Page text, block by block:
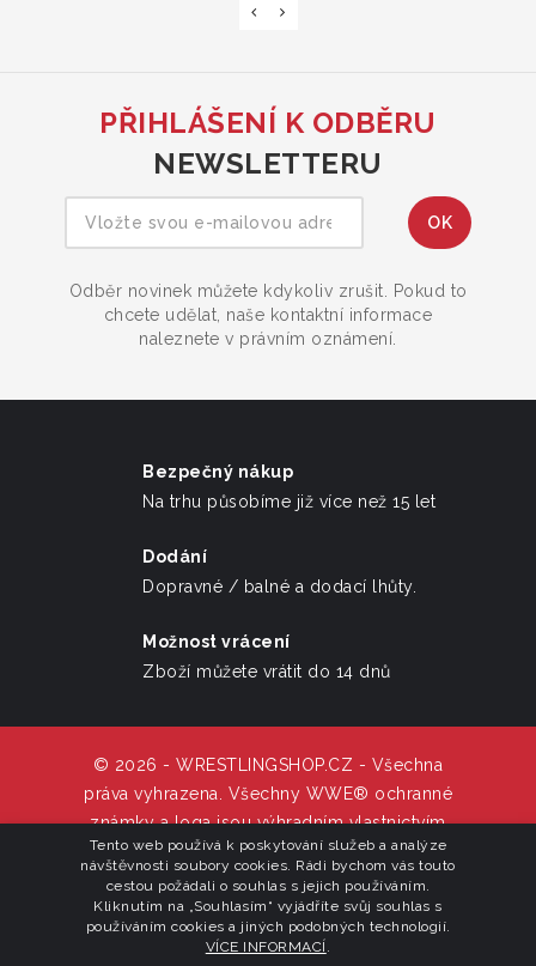
PŘIHLÁŠENÍ K ODBĚRU
NEWSLETTERU
Odběr novinek můžete kdykoliv zrušit. Pokud to
chcete udělat, naše kontaktní informace
naleznete v právním oznámení.
Bezpečný nákup
Na trhu působíme již více než 15 let
Dodání
Dopravné / balné a dodací lhůty.
Možnost vrácení
Zboží můžete vrátit do 14 dnů
© 2026 - WRESTLINGSHOP.CZ - Všechna
práva vyhrazena. Všechny WWE® ochranné
známky a loga jsou výhradním vlastnictvím
WWE Inc,.
Tento web používá k poskytování služeb a analýze
návštěvnosti soubory cookies. Rádi bychom vás touto
cestou požádali o souhlas s jejich používáním.
Kliknutím na „Souhlasím“ vyjádříte svůj souhlas s
používáním cookies a jiných podobných technologií.
VÍCE INFORMACÍ .